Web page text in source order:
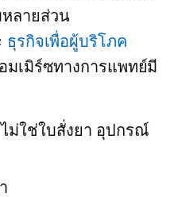
ลายส่วน
ธุรกิจเพื่อผู้บริโภค
เมิร์ซทางการแพทย์มี
ไม่ใช่ใบสั่งยา อุปกรณ์